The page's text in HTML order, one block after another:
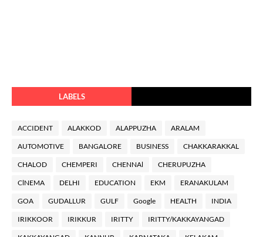
LABELS
ACCIDENT ALAKKOD ALAPPUZHA ARALAM
AUTOMOTIVE BANGALORE BUSINESS CHAKKARAKKAL
CHALOD CHEMPERI CHENNAl CHERUPUZHA
ClNEMA DELHI EDUCATION EKM ERANAKULAM
GOA GUDALLUR GULF Google HEALTH INDIA
IRIKKOOR IRIKKUR IRITTY IRITTY/KAKKAYANGAD